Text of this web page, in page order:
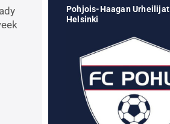
Pohjois-Haagan Urheilijat
Helsinki